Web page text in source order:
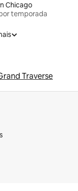
Chicago
temporada
Traverse